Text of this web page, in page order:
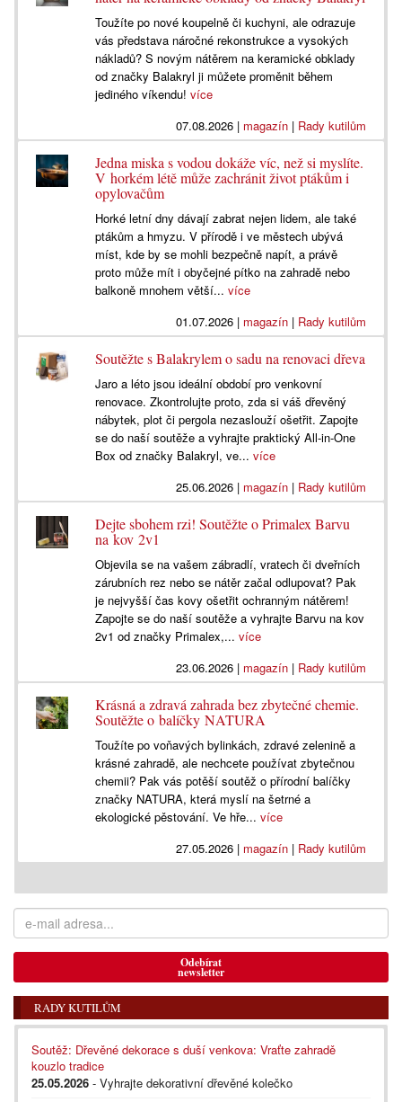
Toužíte po nové koupelně či kuchyni, ale odrazuje
vás představa náročné rekonstrukce a vysokých
nákladů? S novým nátěrem na keramické obklady
od značky Balakryl ji můžete proměnit během
jediného víkendu!více
07.08.2026| magazín| Rady kutilům
Jedna miska s vodou dokáže víc, než si myslíte.
V horkém létě může zachránit život ptákům i
opylovačům
Horké letní dny dávají zabrat nejen lidem, ale také
ptákům a hmyzu. V přírodě i ve městech ubývá
míst, kde by se mohli bezpečně napít, a právě
proto může mít i obyčejné pítko na zahradě nebo
balkoně mnohem větší...více
01.07.2026| magazín| Rady kutilům
Soutěžte s Balakrylem o sadu na renovaci dřeva
Jaro a léto jsou ideální období pro venkovní
renovace. Zkontrolujte proto, zda si váš dřevěný
nábytek, plot či pergola nezaslouží ošetřit. Zapojte
se do naší soutěže a vyhrajte praktický All-in-One
Box od značky Balakryl, ve...více
25.06.2026| magazín| Rady kutilům
Dejte sbohem rzi! Soutěžte o Primalex Barvu
na kov 2v1
Objevila se na vašem zábradlí, vratech či dveřních
zárubních rez nebo se nátěr začal odlupovat? Pak
je nejvyšší čas kovy ošetřit ochranným nátěrem!
Zapojte se do naší soutěže a vyhrajte Barvu na kov
2v1 od značky Primalex,...více
23.06.2026| magazín| Rady kutilům
Krásná a zdravá zahrada bez zbytečné chemie.
Soutěžte o balíčky NATURA
Toužíte po voňavých bylinkách, zdravé zelenině a
krásné zahradě, ale nechcete používat zbytečnou
chemii? Pak vás potěší soutěž o přírodní balíčky
značky NATURA, která myslí na šetrné a
ekologické pěstování. Ve hře...více
27.05.2026| magazín| Rady kutilům
Odebírat
newsletter
RADY KUTILŮM
Soutěž: Dřevěné dekorace s duší venkova: Vraťte zahradě
kouzlo tradice
25.05.2026 - Vyhrajte dekorativní dřevěné kolečko